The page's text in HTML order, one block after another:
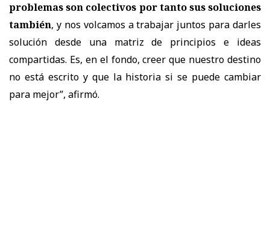
problemas son colectivos por tanto sus soluciones
también, y nos volcamos a trabajar juntos para darles
solución desde una matriz de principios e ideas
compartidas. Es, en el fondo, creer que nuestro destino
no está escrito y que la historia si se puede cambiar
para mejor”, afirmó.